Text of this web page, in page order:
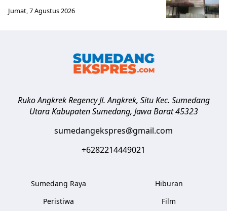
Jumat, 7 Agustus 2026
Ruko Angkrek Regency Jl. Angkrek, Situ Kec. Sumedang
Utara Kabupaten Sumedang, Jawa Barat 45323
sumedangekspres@gmail.com
+6282214449021
Sumedang Raya
Peristiwa
Hiburan
Film